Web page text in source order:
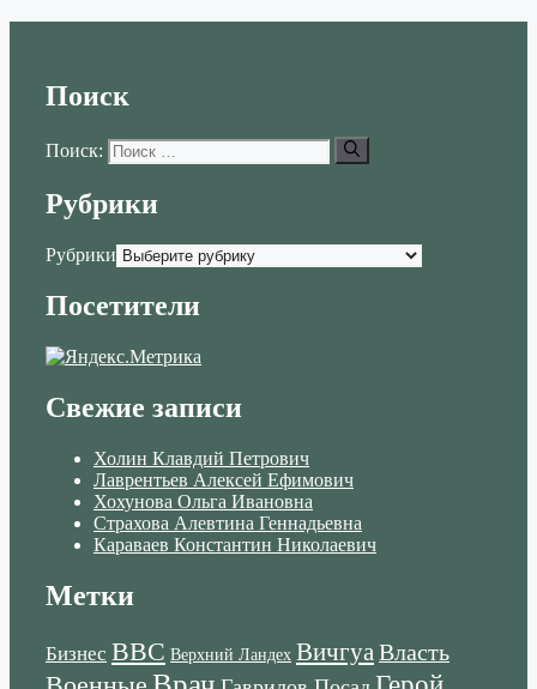
Поиск
Поиск:
Рубрики
Рубрики
Посетители
Свежие записи
Холин Клавдий Петрович
Лаврентьев Алексей Ефимович
Хохунова Ольга Ивановна
Страхова Алевтина Геннадьевна
Караваев Константин Николаевич
Метки
Бизнес ВВС Верхний Ландех ВичгуаВласть